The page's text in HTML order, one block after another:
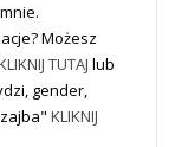
Możesz
TUTAJ lub
gender,
KLIKNIJ